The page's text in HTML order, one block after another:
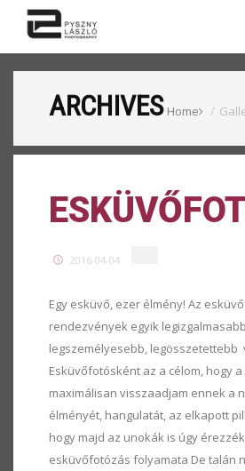
ARCHIVES Home
2016-04-04
Egy esküvő, ezer élmény! Az
rendezvények egyik
legszemélyesebb, legösszetettebb
Esküvőfotósként az a célom, hogy
maximálisan visszaadjam ennek a
élményét, hangulatát, az elkapott
hogy majd az unokák is úgy
esküvőfotózás folyamata De talán